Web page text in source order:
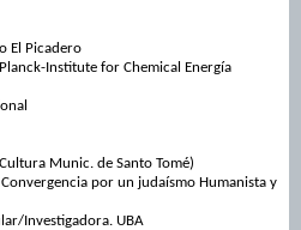
El Picadero
Institute for Chemical Energía
Munic. de Santo Tomé)
por un judaísmo Humanista y
Investigadora. UBA